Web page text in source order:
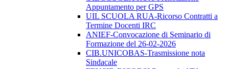
Appuntamento per GPS
UIL SCUOLA RUA-Ricorso Contratti a
Termine Docenti IRC
ANIEF-Convocazione di Seminario di
Formazione del 26-02-2026
CIB.UNICOBAS-Trasmissione nota
Sindacale